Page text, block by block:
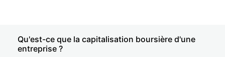
Qu'est-ce que la capitalisation boursière d'une
entreprise ?